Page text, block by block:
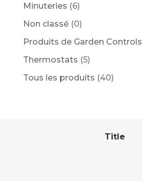
Minuteries (6)
Non classé (0)
Produits de Garden Controls
Thermostats (5)
Tous les produits (40)
Title